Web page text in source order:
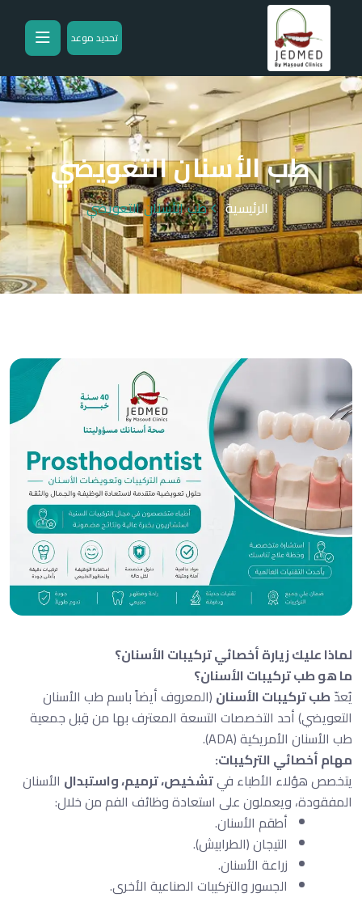
تحديد موعد
طب الأسنان التعويضي
الرئيسية طب الأسنان التعويضي
لماذا عليك زيارة أخصائي تركيبات الأسنان؟
ما هو طب تركيبات الأسنان؟
يُعدّ طب تركيبات الأسنان (المعروف أيضاً باسم طب الأسنان
التعويضي) أحد التخصصات التسعة المعترف بها من قِبل جمعية
طب الأسنان الأمريكية (ADA).
مهام أخصائي التركيبات:
يتخصص هؤلاء الأطباء فيتشخيص، ترميم، واستبدال الأسنان
المفقودة، ويعملون على استعادة وظائف الفم من خلال:
أطقم الأسنان.
التيجان (الطرابيش).
زراعة الأسنان.
الجسور والتركيبات الصناعية الأخرى.